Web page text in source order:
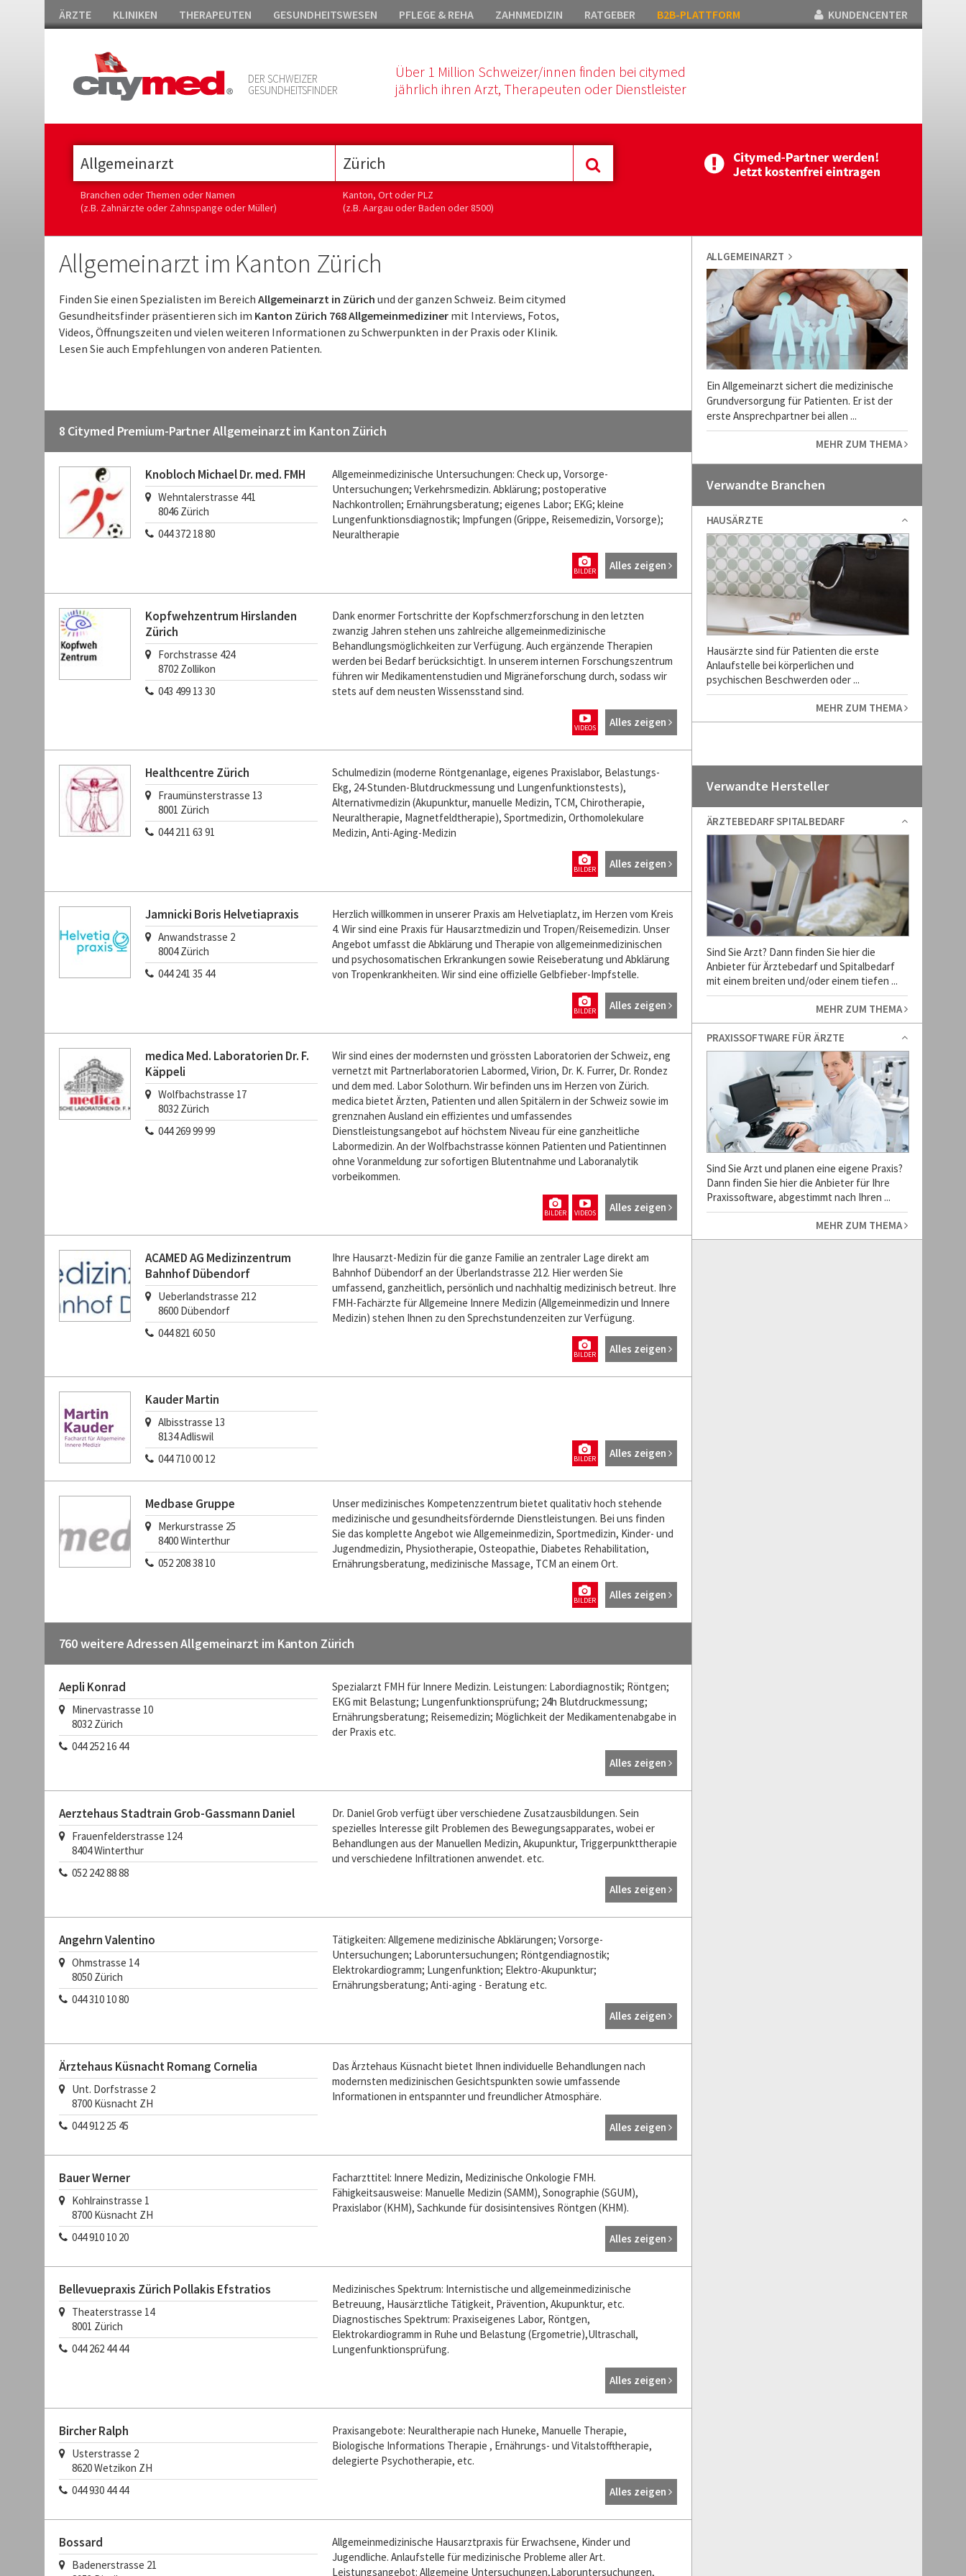
ÄRZTE KLINIKEN THERAPEUTEN GESUNDHEITSWESEN PFLEGE & REHA ZAHNMEDIZIN RATGEBER B2B-PLATTFORM KUNDENCENTER
DER SCHWEIZER
GESUNDHEITSFINDER
Über 1 Million Schweizer/innen finden bei citymed
jährlich ihren Arzt, Therapeuten oder Dienstleister
Branchen oder Themen oder Namen
(z.B. Zahnärzte oder Zahnspange oder Müller)
Kanton, Ort oder PLZ
(z.B. Aargau oder Baden oder 8500)
Allgemeinarzt im Kanton Zürich
Finden Sie einen Spezialisten im Bereich Allgemeinarzt in Zürich und der ganzen Schweiz. Beim citymed
Gesundheitsfinder präsentieren sich im Kanton Zürich 768 Allgemeinmediziner mit Interviews, Fotos,
Videos, Öffnungszeiten und vielen weiteren Informationen zu Schwerpunkten in der Praxis oder Klinik.
Lesen Sie auch Empfehlungen von anderen Patienten.
8 Citymed Premium-Partner Allgemeinarzt im Kanton Zürich
Knobloch Michael Dr. med. FMH
Wehntalerstrasse 441
8046 Zürich
044 372 18 80
Allgemeinmedizinische Untersuchungen: Check up, Vorsorge-
Untersuchungen; Verkehrsmedizin. Abklärung; postoperative
Nachkontrollen; Ernährungsberatung; eigenes Labor; EKG; kleine
Lungenfunktionsdiagnostik; Impfungen (Grippe, Reisemedizin, Vorsorge);
Neuraltherapie
Alles zeigen
BILDER
Kopfwehzentrum Hirslanden
Zürich
Forchstrasse 424
8702 Zollikon
043 499 13 30
Dank enormer Fortschritte der Kopfschmerzforschung in den letzten
zwanzig Jahren stehen uns zahlreiche allgemeinmedizinische
Behandlungsmöglichkeiten zur Verfügung. Auch ergänzende Therapien
werden bei Bedarf berücksichtigt. In unserem internen Forschungszentrum
führen wir Medikamentenstudien und Migräneforschung durch, sodass wir
stets auf dem neusten Wissensstand sind.
Alles zeigen
VIDEOS
Healthcentre Zürich
Fraumünsterstrasse 13
8001 Zürich
044 211 63 91
Schulmedizin (moderne Röntgenanlage, eigenes Praxislabor, Belastungs-
Ekg, 24-Stunden-Blutdruckmessung und Lungenfunktionstests),
Alternativmedizin (Akupunktur, manuelle Medizin, TCM, Chirotherapie,
Neuraltherapie, Magnetfeldtherapie), Sportmedizin, Orthomolekulare
Medizin, Anti-Aging-Medizin
Alles zeigen
BILDER
Jamnicki Boris Helvetiapraxis
Anwandstrasse 2
8004 Zürich
044 241 35 44
Herzlich willkommen in unserer Praxis am Helvetiaplatz, im Herzen vom Kreis
4. Wir sind eine Praxis für Hausarztmedizin und Tropen/Reisemedizin. Unser
Angebot umfasst die Abklärung und Therapie von allgemeinmedizinischen
und psychosomatischen Erkrankungen sowie Reiseberatung und Abklärung
von Tropenkrankheiten. Wir sind eine offizielle Gelbfieber-Impfstelle.
Alles zeigen
BILDER
medica Med. Laboratorien Dr. F.
Käppeli
Wolfbachstrasse 17
8032 Zürich
044 269 99 99
Wir sind eines der modernsten und grössten Laboratorien der Schweiz, eng
vernetzt mit Partnerlaboratorien Labormed, Virion, Dr. K. Furrer, Dr. Rondez
und dem med. Labor Solothurn. Wir befinden uns im Herzen von Zürich.
medica bietet Ärzten, Patienten und allen Spitälern in der Schweiz sowie im
grenznahen Ausland ein effizientes und umfassendes
Dienstleistungsangebot auf höchstem Niveau für eine ganzheitliche
Labormedizin. An der Wolfbachstrasse können Patienten und Patientinnen
ohne Voranmeldung zur sofortigen Blutentnahme und Laboranalytik
vorbeikommen.
Alles zeigen
VIDEOS
BILDER
ACAMED AG Medizinzentrum
Bahnhof Dübendorf
Ueberlandstrasse 212
8600 Dübendorf
044 821 60 50
Ihre Hausarzt-Medizin für die ganze Familie an zentraler Lage direkt am
Bahnhof Dübendorf an der Überlandstrasse 212. Hier werden Sie
umfassend, ganzheitlich, persönlich und nachhaltig medizinisch betreut. Ihre
FMH-Fachärzte für Allgemeine Innere Medizin (Allgemeinmedizin und Innere
Medizin) stehen Ihnen zu den Sprechstundenzeiten zur Verfügung.
Alles zeigen
BILDER
Kauder Martin
Albisstrasse 13
8134Adliswil
044 710 00 12
Alles zeigen
BILDER
Medbase Gruppe
Merkurstrasse 25
8400Winterthur
052 208 38 10
Unser medizinisches Kompetenzzentrum bietet qualitativ hoch stehende
medizinische und gesundheitsfördernde Dienstleistungen. Bei uns finden
Sie das komplette Angebot wie Allgemeinmedizin, Sportmedizin, Kinder- und
Jugendmedizin, Physiotherapie, Osteopathie, Diabetes Rehabilitation,
Ernährungsberatung, medizinische Massage, TCM an einem Ort.
Alles zeigen
BILDER
760 weitere Adressen Allgemeinarzt im Kanton Zürich
Aepli Konrad
Minervastrasse 10
8032 Zürich
044 252 16 44
Spezialarzt FMH für Innere Medizin. Leistungen: Labordiagnostik; Röntgen;
EKG mit Belastung; Lungenfunktionsprüfung; 24h Blutdruckmessung;
Ernährungsberatung; Reisemedizin; Möglichkeit der Medikamentenabgabe in
der Praxis etc.
Alles zeigen
Aerztehaus Stadtrain Grob-Gassmann Daniel
Frauenfelderstrasse 124
8404Winterthur
052 242 88 88
Dr. Daniel Grob verfügt über verschiedene Zusatzausbildungen. Sein
spezielles Interesse gilt Problemen des Bewegungsapparates, wobei er
Behandlungen aus der Manuellen Medizin, Akupunktur, Triggerpunkttherapie
und verschiedene Infiltrationen anwendet. etc.
Alles zeigen
Angehrn Valentino
Ohmstrasse 14
8050 Zürich
044 310 10 80
Tätigkeiten: Allgemene medizinische Abklärungen; Vorsorge-
Untersuchungen; Laboruntersuchungen; Röntgendiagnostik;
Elektrokardiogramm; Lungenfunktion; Elektro-Akupunktur;
Ernährungsberatung; Anti-aging - Beratung etc.
Alles zeigen
Ärztehaus Küsnacht Romang Cornelia
Unt. Dorfstrasse 2
8700 Küsnacht ZH
044 912 25 45
Das Ärztehaus Küsnacht bietet Ihnen individuelle Behandlungen nach
modernsten medizinischen Gesichtspunkten sowie umfassende
Informationen in entspannter und freundlicher Atmosphäre.
Alles zeigen
Bauer Werner
Kohlrainstrasse 1
8700 Küsnacht ZH
044 910 10 20
Facharzttitel: Innere Medizin, Medizinische Onkologie FMH.
Fähigkeitsausweise: Manuelle Medizin (SAMM), Sonographie (SGUM),
Praxislabor (KHM), Sachkunde für dosisintensives Röntgen (KHM).
Alles zeigen
Bellevuepraxis Zürich Pollakis Efstratios
Theaterstrasse 14
8001 Zürich
044 262 44 44
Medizinisches Spektrum: Internistische und allgemeinmedizinische
Betreuung, Hausärztliche Tätigkeit, Prävention, Akupunktur, etc.
Diagnostisches Spektrum: Praxiseigenes Labor, Röntgen,
Elektrokardiogramm in Ruhe und Belastung (Ergometrie),Ultraschall,
Lungenfunktionsprüfung.
Alles zeigen
Bircher Ralph
Usterstrasse 2
8620Wetzikon ZH
044 930 44 44
Praxisangebote: Neuraltherapie nach Huneke, Manuelle Therapie,
Biologische Informations Therapie , Ernährungs- und Vitalstofftherapie,
delegierte Psychotherapie, etc.
Alles zeigen
Bossard
Badenerstrasse 21
Allgemeinmedizinische Hausarztpraxis für Erwachsene, Kinder und
Jugendliche. Anlaufstelle für medizinische Probleme aller Art.
Leistungsangebot: Allgemeine Untersuchungen,Laboruntersuchungen,
ALLGEMEINARZT
Ein Allgemeinarzt sichert die medizinische
Grundversorgung für Patienten. Er ist der
erste Ansprechpartner bei allen ...
MEHR ZUM THEMA
Verwandte Branchen
HAUSÄRZTE
Hausärzte sind für Patienten die erste
Anlaufstelle bei körperlichen und
psychischen Beschwerden oder ...
MEHR ZUM THEMA
Verwandte Hersteller
ÄRZTEBEDARF SPITALBEDARF
Sind Sie Arzt? Dann finden Sie hier die
Anbieter für Ärztebedarf und Spitalbedarf
mit einem breiten und/oder einem tiefen ...
MEHR ZUM THEMA
PRAXISSOFTWARE FÜR ÄRZTE
Sind Sie Arzt und planen eine eigene Praxis?
Dann finden Sie hier die Anbieter für Ihre
Praxissoftware, abgestimmt nach Ihren ...
MEHR ZUM THEMA